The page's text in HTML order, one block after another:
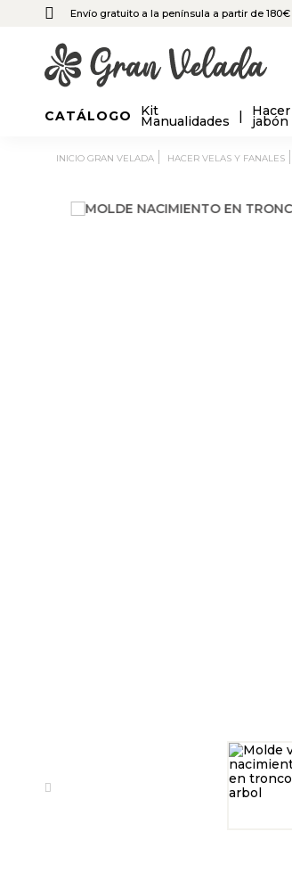
Envío gratuito a la península a partir de 180€
CATÁLOGO Kit
Manualidades
Hacer
jabón
INICIO GRAN VELADA HACER VELAS Y FANALES